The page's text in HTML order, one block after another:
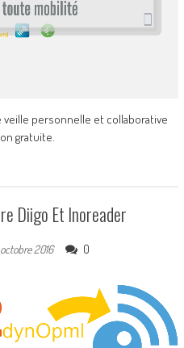
personnelle et collaborative
gratuite.
Diigo Et Inoreader
2016 0